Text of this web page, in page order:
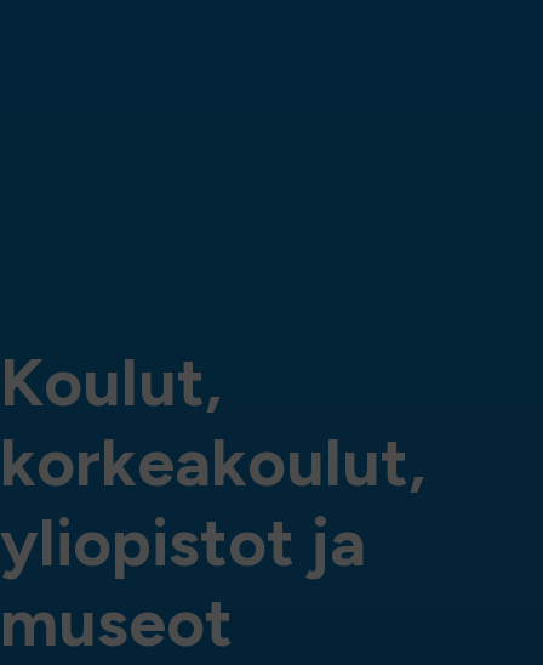
Koulut,
korkeakoulut,
yliopistot ja
museot